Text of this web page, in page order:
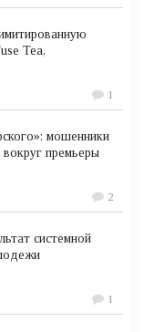
Tea,
1
мошенники
премьеры
2
системной
1